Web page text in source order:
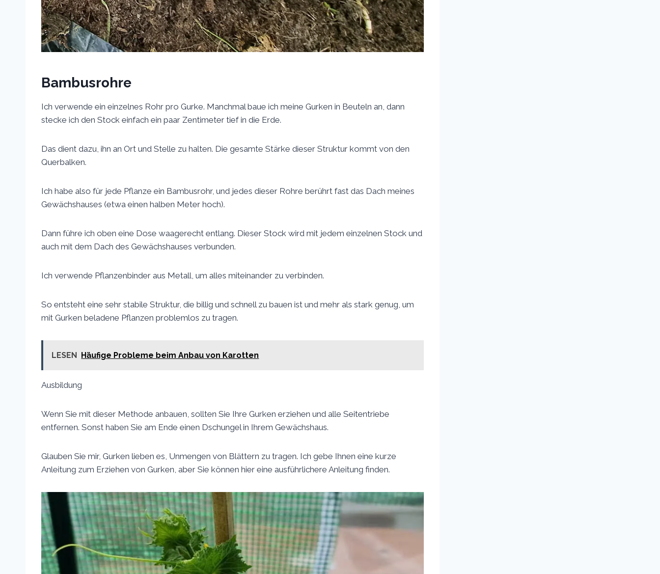
Bambusrohre
Ich verwende ein einzelnes Rohr pro Gurke. Manchmal baue ich meine Gurken in Beuteln an, dann
stecke ich den Stock einfach ein paar Zentimeter tief in die Erde.
Das dient dazu, ihn an Ort und Stelle zu halten. Die gesamte Stärke dieser Struktur kommt von den
Querbalken.
Ich habe also für jede Pflanze ein Bambusrohr, und jedes dieser Rohre berührt fast das Dach meines
Gewächshauses (etwa einen halben Meter hoch).
Dann führe ich oben eine Dose waagerecht entlang. Dieser Stock wird mit jedem einzelnen Stock und
auch mit dem Dach des Gewächshauses verbunden.
Ich verwende Pflanzenbinder aus Metall, um alles miteinander zu verbinden.
So entsteht eine sehr stabile Struktur, die billig und schnell zu bauen ist und mehr als stark genug, um
mit Gurken beladene Pflanzen problemlos zu tragen.
LESEN Häufige Probleme beim Anbau von Karotten
Ausbildung
Wenn Sie mit dieser Methode anbauen, sollten Sie Ihre Gurken erziehen und alle Seitentriebe
entfernen. Sonst haben Sie am Ende einen Dschungel in Ihrem Gewächshaus.
Glauben Sie mir, Gurken lieben es, Unmengen von Blättern zu tragen. Ich gebe Ihnen eine kurze
Anleitung zum Erziehen von Gurken, aber Sie können hier eine ausführlichere Anleitung finden.